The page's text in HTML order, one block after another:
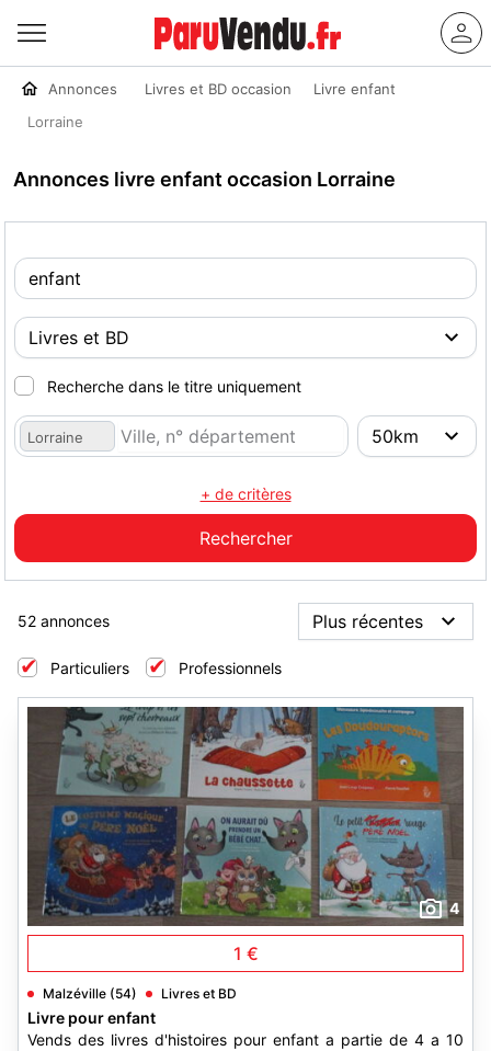
Annonces Livres et BD occasion
Livre enfant
Lorraine
Annonces livre enfant occasion Lorraine
Recherche dans le titre uniquement
Lorraine
+ de critères
52 annonces
Particuliers Professionnels
4
1 €
Malzéville (54) Livres et BD
Livre pour enfant
Vends des livres d'histoires pour enfant a partie de 4 a 10